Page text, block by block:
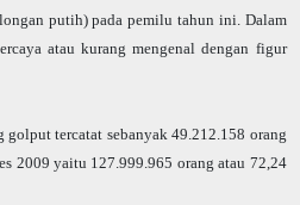
putih) pada pemilu tahun ini. Dalam
atau kurang mengenal dengan figur
tercatat sebanyak 49.212.158 orang
2009 yaitu 127.999.965 orang atau 72,24